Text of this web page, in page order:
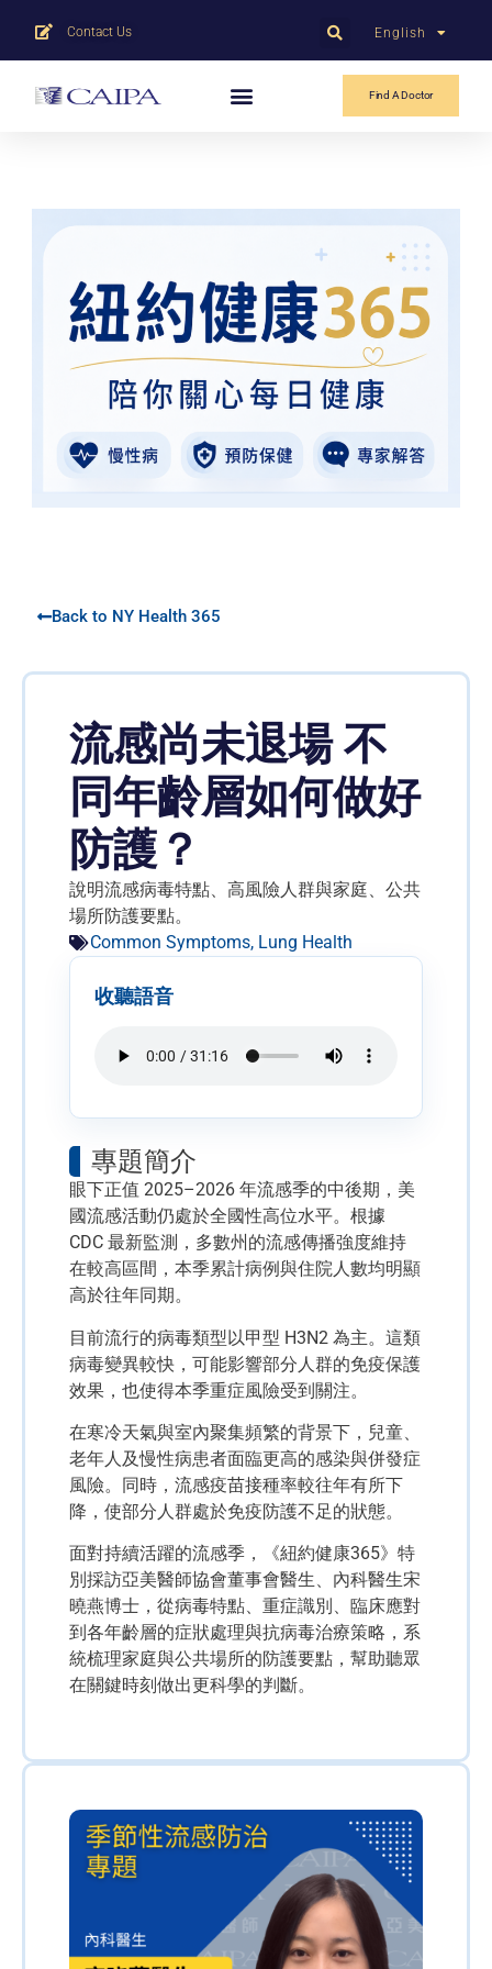
English
中文
Contact Us
Find A Doctor
Back to NY Health 365
流感尚未退場 不
同年齡層如何做好
防護？
說明流感病毒特點、高風險人群與家庭、公共
場所防護要點。
Common Symptoms, Lung Health
收聽語音
專題簡介
眼下正值 2025–2026 年流感季的中後期，美
國流感活動仍處於全國性高位水平。根據
CDC 最新監測，多數州的流感傳播強度維持
在較高區間，本季累計病例與住院人數均明顯
高於往年同期。
目前流行的病毒類型以甲型 H3N2 為主。這類
病毒變異較快，可能影響部分人群的免疫保護
效果，也使得本季重症風險受到關注。
在寒冷天氣與室內聚集頻繁的背景下，兒童、
老年人及慢性病患者面臨更高的感染與併發症
風險。同時，流感疫苗接種率較往年有所下
降，使部分人群處於免疫防護不足的狀態。
面對持續活躍的流感季，《紐約健康365》特
別採訪亞美醫師協會董事會醫生、內科醫生宋
曉燕博士，從病毒特點、重症識別、臨床應對
到各年齡層的症狀處理與抗病毒治療策略，系
統梳理家庭與公共場所的防護要點，幫助聽眾
在關鍵時刻做出更科學的判斷。